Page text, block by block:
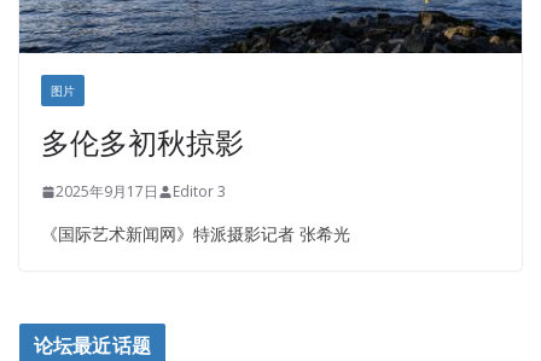
图片
多伦多初秋掠影
2025年9月17日 Editor 3
《国际艺术新闻网》特派摄影记者 张希光
论坛最近话题